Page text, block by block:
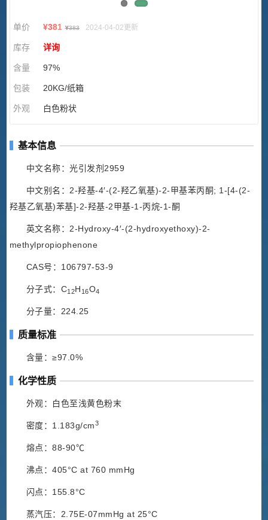
单价 ¥381 ¥383 2024-04-02更新
库存 详询
含量 97%
包装 20KG/纸箱
外观 白色粉状
基本信息
中文名称：光引发剂2959
中文别名：2-羟基-4′-(2-羟乙氧基)-2-甲基苯丙酮; 1-[4-(2-
羟基乙氧基)苯基]-2-羟基-2甲基-1-丙烷-1-酮
英文名称：2-Hydroxy-4′-(2-hydroxyethoxy)-2-
methylpropiophenone
CAS号：106797-53-9
分子式：C12H 16O4
分子量：224.25
质量标准
含量：≥97.0%
化学性质
外观：白色至浅黄色粉末
密度：1.183g/cm3
熔点：88-90℃
沸点：405°C at 760 mmHg
闪点：155.8°C
蒸汽压：2.75E-07mmHg at 25°C